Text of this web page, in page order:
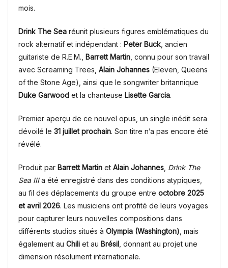
mois.
Drink The Sea réunit plusieurs figures emblématiques du
rock alternatif et indépendant : Peter Buck , ancien
guitariste de R.E.M., Barrett Martin , connu pour son travail
avec Screaming Trees, Alain Johannes (Eleven, Queens
of the Stone Age), ainsi que le songwriter britannique
Duke Garwood et la chanteuse Lisette Garcia.
Premier aperçu de ce nouvel opus, un single inédit sera
dévoilé le 31 juillet prochain. Son titre n’a pas encore été
révélé.
Produit par Barrett Martin et Alain Johannes Drink The
Sea IIIa été enregistré dans des conditions atypiques,
au fil des déplacements du groupe entre octobre 2025
et avril 2026. Les musiciens ont profité de leurs voyages
pour capturer leurs nouvelles compositions dans
différents studios situés à Olympia (Washington) , mais
également au Chili et au Brésil , donnant au projet une
dimension résolument internationale.